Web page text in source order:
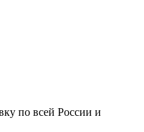
по всей России и